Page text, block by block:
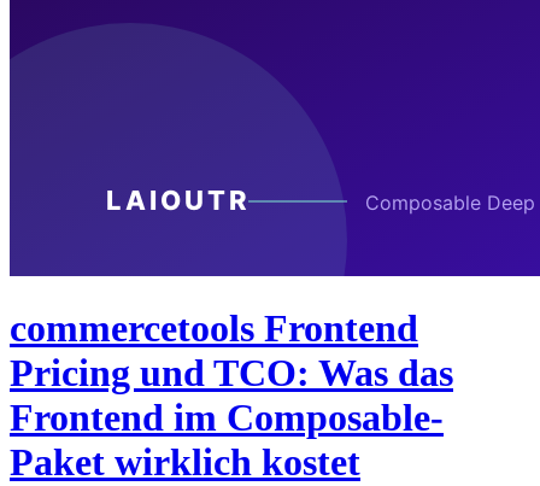
commercetools Frontend
Pricing und TCO: Was das
Frontend im Composable-
Paket wirklich kostet